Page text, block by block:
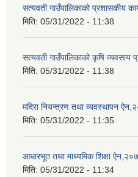
सत्यवती गाउँपालिकाको प्रशासकीय
मिति: 05/31/2022 - 11:38
सत्यवती गाउँपालिकाको कृषि व्यवसाय
मिति: 05/31/2022 - 11:38
मदिरा नियन्त्रण तथा व्यवस्थापन
मिति: 05/31/2022 - 11:35
आधारभूत तथा माध्यमिक शिक्षा
मिति: 05/31/2022 - 11:34